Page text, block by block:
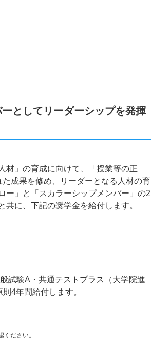
としてリーダーシップを発揮
材」の育成に向けて、「授業等の正
成果を修め、リーダーとなる人材の育
ー」と「スカラーシップメンバー」の2
に、下記の奨学金を給付します。
試験A・共通テストプラス（大学院進
4年間給付します。
ださい。